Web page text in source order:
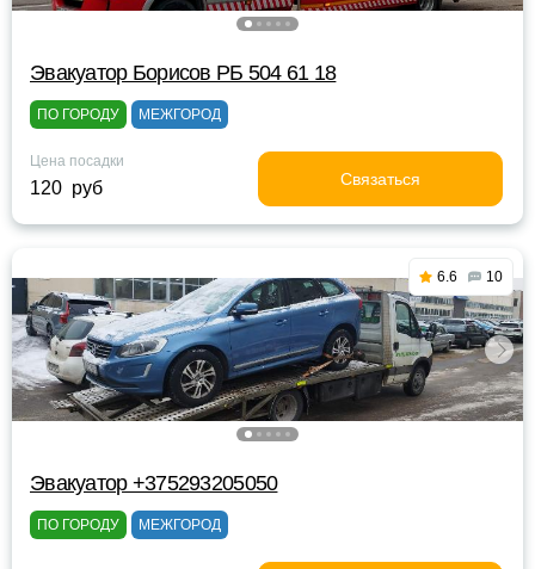
Эвакуатор Борисов РБ 504 61 18
ПО ГОРОДУ МЕЖГОРОД
Цена посадки
120 руб Связаться
6.6 10
Эвакуатор +375293205050
ПО ГОРОДУ МЕЖГОРОД